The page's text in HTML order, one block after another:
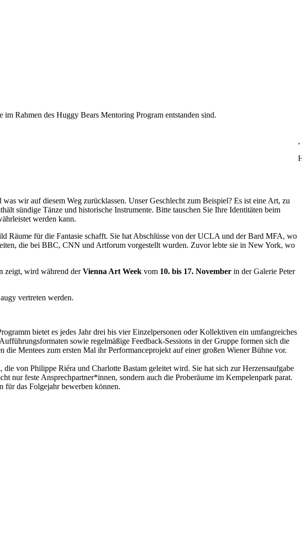
Rahmen des Huggy Bears Mentoring Program entstanden sind.
,
wir auf diesem Weg zurücklassen. Unser Geschlecht zum Beispiel? Es ist eine Art, zu
sündige Tänze und historische Instrumente. Bitte tauschen Sie Ihre Identitäten beim
werden kann.
Räume für die Fantasie schafft. Sie hat Abschlüsse von der UCLA und der Bard MFA, wo
die bei BBC, CNN und Artforum vorgestellt wurden. Zuvor lebte sie in New York, wo
zeigt, wird während derVienna Art Week vom 10. bis 17. November in der Galerie Peter
vertreten werden.
bietet es jedes Jahr drei bis vier Einzelpersonen oder Kollektiven ein umfangreiches
sowie regelmäßige Feedback-Sessions in der Gruppe formen sich die
Mentees zum ersten Mal ihr Performanceprojekt auf einer großen Wiener Bühne vor.
von Philippe Riéra und Charlotte Bastam geleitet wird. Sie hat sich zur Herzensaufgabe
nur feste Ansprechpartner*innen, sondern auch die Proberäume im Kempelenpark parat.
für das Folgejahr bewerben können.